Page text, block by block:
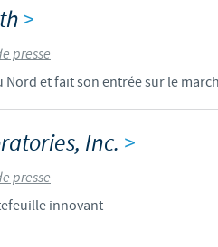
>
presse
et fait son entrée sur le
Inc. >
presse
innovant